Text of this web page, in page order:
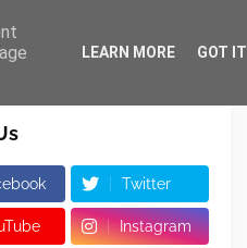
Twitter
Instagram
LEARN MORE GOT IT